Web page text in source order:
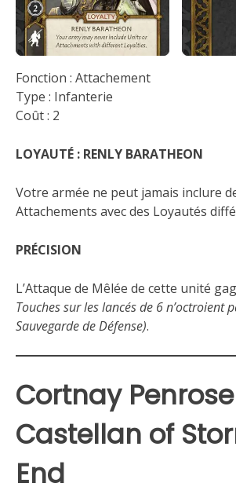
Fonction : Attachement
Type : Infanterie
Coût : 2
LOYAUTÉ : RENLY BARATHEON
Votre armée ne peut jamais inclure
Attachements avec des Loyautés
PRÉCISION
L’Attaque de Mêlée de cette unité
Touches sur les lancés de 6 n’octroient
Sauvegarde de Défense).
Cortnay
Castellan of
End